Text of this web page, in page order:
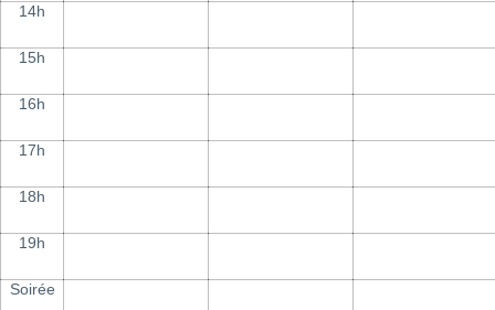
14h
15h
16h
17h
18h
19h
Soirée